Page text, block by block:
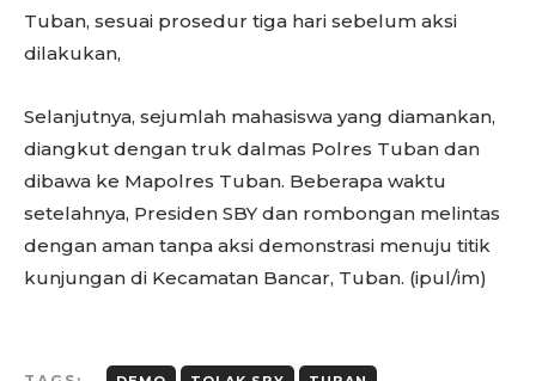
Tuban, sesuai prosedur tiga hari sebelum aksi
dilakukan,
Selanjutnya, sejumlah mahasiswa yang diamankan,
diangkut dengan truk dalmas Polres Tuban dan
dibawa ke Mapolres Tuban. Beberapa waktu
setelahnya, Presiden SBY dan rombongan melintas
dengan aman tanpa aksi demonstrasi menuju titik
kunjungan di Kecamatan Bancar, Tuban. (ipul/im)